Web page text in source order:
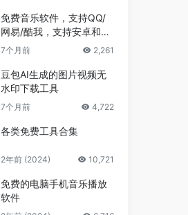
免费音乐软件，支持QQ/
网易/酷我，支持安卓和Wi
ndows平台
7个月前 2,261
豆包AI生成的图片视频无
水印下载工具
7个月前 4,722
各类免费工具合集
2年前 (2024) 10,721
免费的电脑手机音乐播放
软件